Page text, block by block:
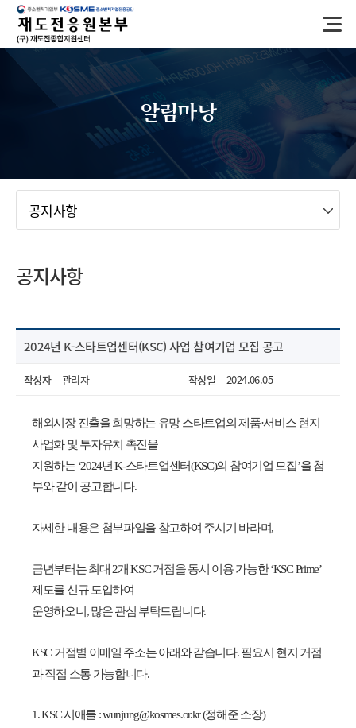
영
알림마당
공지사항
공지사항
2024년 K-스타트업센터(KSC) 사업 참여기업 모집 공고
작성자 관리자 작성일 2024.06.05
해외시장 진출을 희망하는 유망 스타트업의 제품·서비스 현지
사업화 및 투자유치 촉진을
지원하는 ‘2024년 K-스타트업센터(KSC)의 참여기업 모집’을 첨
부와 같이 공고합니다.
자세한 내용은 첨부파일을 참고하여 주시기 바라며,
금년부터는 최대 2개 KSC 거점을 동시 이용 가능한 ‘KSC Prime’
제도를 신규 도입하여
운영하오니, 많은 관심 부탁드립니다.
KSC 거점별 이메일 주소는 아래와 같습니다. 필요시 현지 거점
과 직접 소통 가능합니다.
1. KSC 시애틀 : wunjung@kosmes.or.kr (정해준 소장)